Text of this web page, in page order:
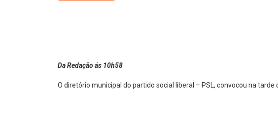
Da Redação ás 10h58
O diretório municipal do partido social liberal – PSL, convocou na